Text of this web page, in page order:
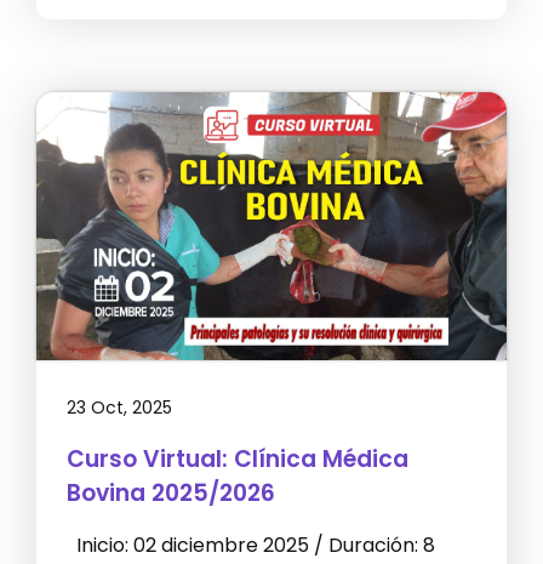
23 Oct, 2025
Curso Virtual: Clínica Médica
Bovina 2025/2026
Inicio: 02 diciembre 2025 / Duración: 8